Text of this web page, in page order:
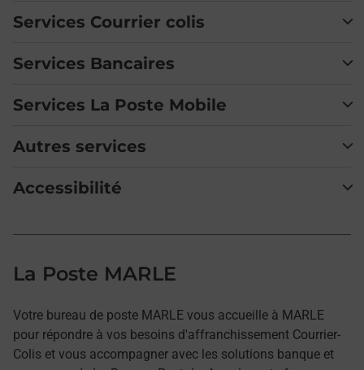
Services Courrier colis
Services Bancaires
Services La Poste Mobile
Autres services
Accessibilité
La Poste MARLE
Votre bureau de poste MARLE vous accueille à MARLE
pour répondre à vos besoins d'affranchissement Courrier-
Colis et vous accompagner avec les solutions banque et